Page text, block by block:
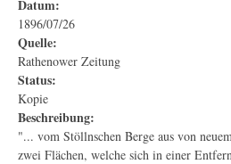
Datum:
1896/07/26
Quelle:
Rathenower Zeitung
Status:
Kopie
Beschreibung:
"... vom Stöllnschen Berge aus von
zwei Flächen, welche sich in einer